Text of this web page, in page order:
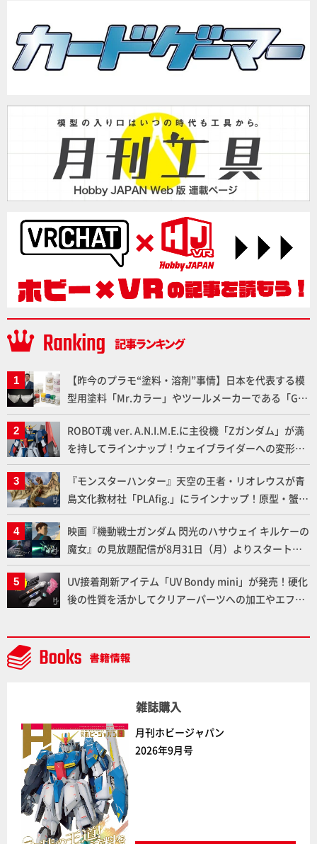
【昨今のプラモ“塗料・溶剤”事情】日本を代表する模
型用塗料「Mr.カラー」やツールメーカーである「GSI
クレオス」が語るラッカー塗料の未来とは？
ROBOT魂 ver. A.N.I.M.E.に主役機「Zガンダム」が満
を持してラインナップ！ウェイブライダーへの変形、
劇中どおりのプロポーションを再現【機動戦士Zガン
ダム】
『モンスターハンター』天空の王者・リオレウスが青
島文化教材社「PLAfig.」にラインナップ！原型・蟹蟲
修造氏の彩色作例で超ハイディテールかつ躍動感に満
ちた造形をチェック
映画『機動戦士ガンダム 閃光のハサウェイ キルケーの
魔女』の見放題配信が8月31日（月）よりスタート！
Prime Videoで国内独占配信
UV接着剤新アイテム「UV Bondy mini」が発売！硬化
後の性質を活かしてクリアーパーツへの加工やエフェ
雑誌購入
月刊ホビージャパン
2026年9月号